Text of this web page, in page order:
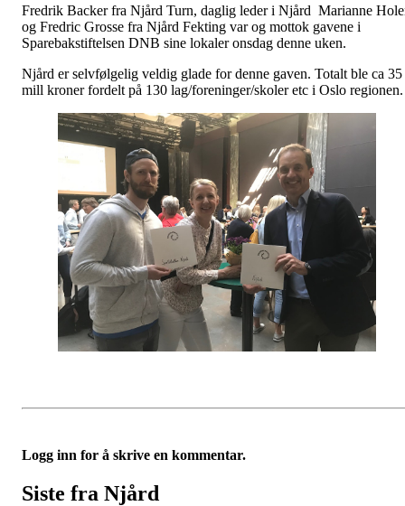
Fredrik Backer fra Njård Turn, daglig leder i Njård Marianne
og Fredric Grosse fra Njård Fekting var og mottok gavene i
Sparebakstiftelsen DNB sine lokaler onsdag denne uken.
Njård er selvfølgelig veldig glade for denne gaven. Totalt ble ca 35
mill kroner fordelt på 130 lag/foreninger/skoler etc i Oslo regionen.
Logg inn for å skrive en kommentar.
Siste fra Njård